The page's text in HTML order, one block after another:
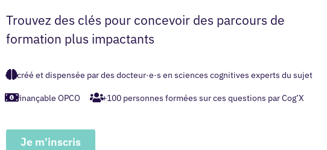
Trouvez des clés pour concevoir des parcours de
formation plus impactants
créé et dispensée par des docteur·e·s en sciences cognitives experts du sujet
finançable OPCO +100 personnes formées sur ces questions par Cog’X
Je m'inscris